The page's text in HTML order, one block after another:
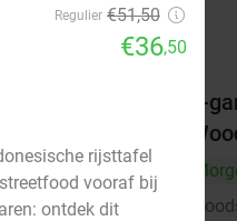
9.1star
4 min.
2-
Regulier €51,50
€36,50
rijsttafel
vooraf bij
ontdek dit